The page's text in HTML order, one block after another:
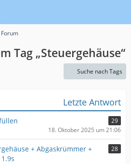
Tag „Steuergehäuse“
Suche nach Tags
Letzte Antwort
29
18. Oktober 2025 um 21:06
+ Abgaskrümmer +
28